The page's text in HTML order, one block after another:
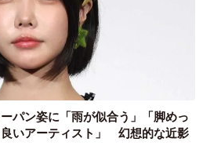
お母さまが…依頼者さんもかなり驚き、
お片付けチャンネルのYouTubeよりスク
ゃったのですね。
よく家出をして数日間帰ってこ
。「また数日経てば帰って来る
パン姿に「雨が似合う」「脚めっ
いアーティスト」 幻想的な近影